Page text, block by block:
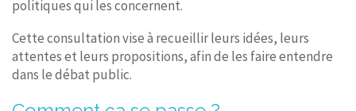
politiques qui les concernent.
Cette consultation vise à recueillir leurs idées, leurs
attentes et leurs propositions, afin de les faire entendre
dans le débat public.